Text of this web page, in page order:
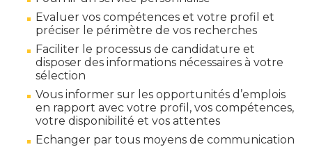
Evaluer vos compétences et votre profil et
préciser le périmètre de vos recherches
Faciliter le processus de candidature et
disposer des informations nécessaires à votre
sélection
Vous informer sur les opportunités d’emplois
en rapport avec votre profil, vos compétences,
votre disponibilité et vos attentes
Echanger par tous moyens de communication